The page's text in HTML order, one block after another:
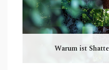
Warum ist